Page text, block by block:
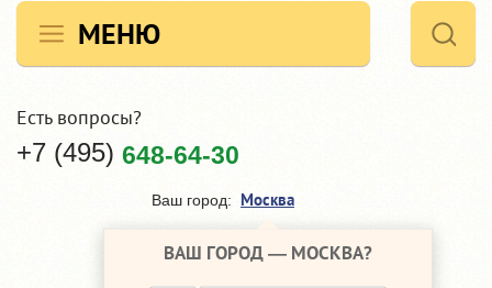
МЕНЮ
Есть вопросы?
+7 (495) 648-64-30
Ваш город: Москва
ВАШ ГОРОД — МОСКВА?